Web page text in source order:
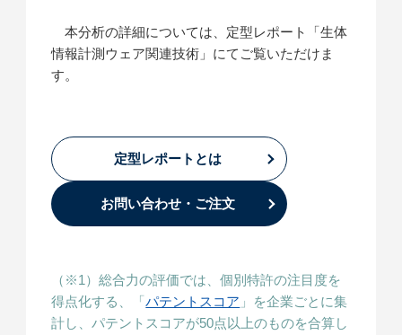
本分析の詳細については、定型レポート「生体
情報計測ウェア関連技術」にてご覧いただけま
す。
定型レポートとは
お問い合わせ・ご注文
（※1）総合力の評価では、個別特許の注目度を
得点化する、「パテントスコア 」を企業ごとに集
計し、パテントスコアが50点以上のものを合算し